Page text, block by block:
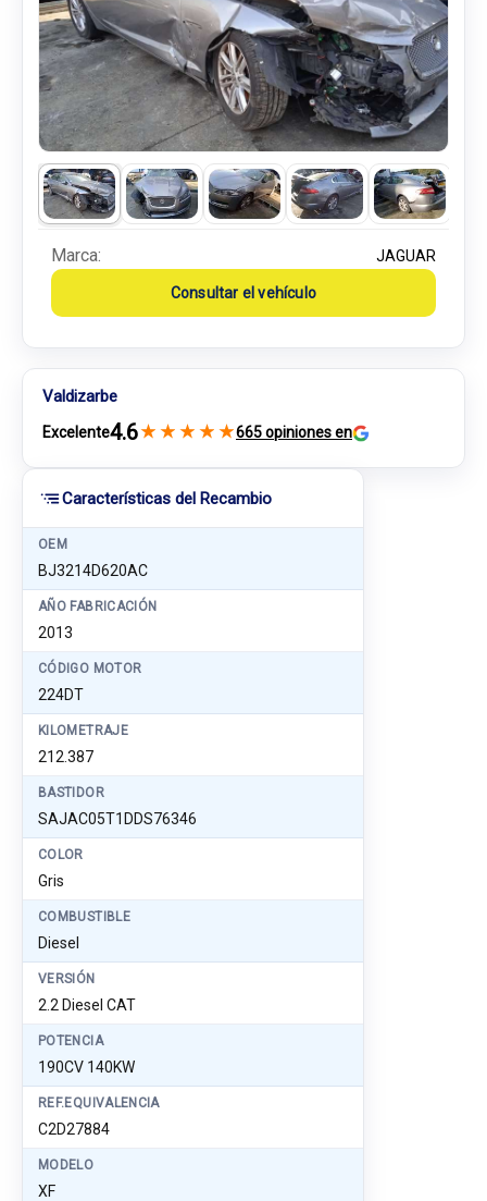
Características del Recambio
OEM
BJ3214D620AC
AÑO FABRICACIÓN
2013
CÓDIGO MOTOR
224DT
KILOMETRAJE
212.387
BASTIDOR
SAJAC05T1DDS76346
COLOR
Gris
COMBUSTIBLE
Diesel
VERSIÓN
2.2 Diesel CAT
POTENCIA
190CV 140KW
REF.EQUIVALENCIA
C2D27884
MODELO
XF
Marca: JAGUAR
Consultar el vehículo
Valdizarbe
Excelente4.6★ ★ ★ ★ ★665 opiniones en